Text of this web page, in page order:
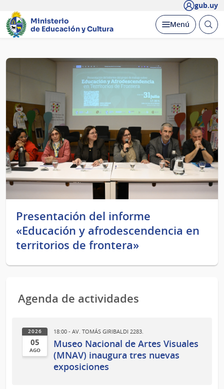
gub.uy
Ministerio
de Educación y Cultura
Desplegar
Menú Abrir
Página
Presentación del informe
«Educación y afrodescendencia en
territorios de frontera»
Agenda de actividades
2026
05
AGO
18:00 - AV. TOMÁS GIRIBALDI 2283.
Museo Nacional de Artes Visuales
(MNAV) inaugura tres nuevas
exposiciones